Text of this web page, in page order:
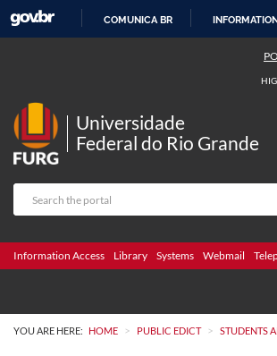
COMUNICA BR
Universidade
Federal do Rio Grande
Information Access Library Systems Webmail
YOU ARE HERE: HOME > PUBLIC EDICT > STUDENTS